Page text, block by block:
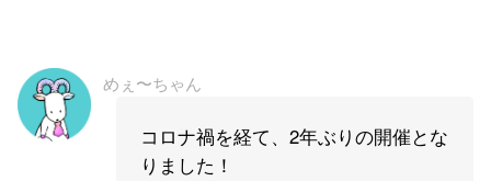
めぇ〜ちゃん
コロナ禍を経て、2年ぶりの開催とな
りました！